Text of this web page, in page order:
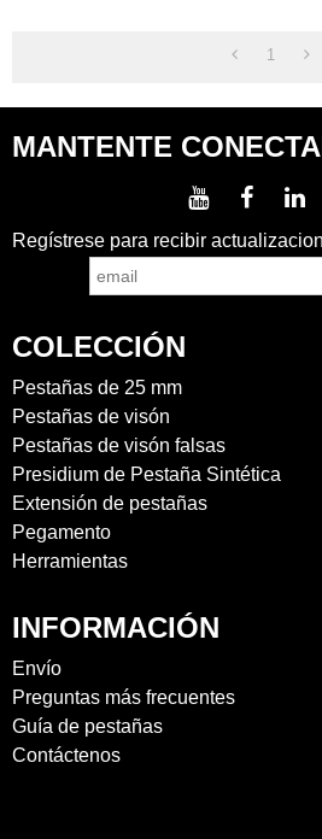
1
MANTENTE
Regístrese para recibir
COLECCIÓN
Pestañas de 25 mm
Pestañas de visón
Pestañas de visón falsas
Presidium de Pestaña Sintética
Extensión de pestañas
Pegamento
Herramientas
INFORMACIÓN
Envío
Preguntas más frecuentes
Guía de pestañas
Contáctenos